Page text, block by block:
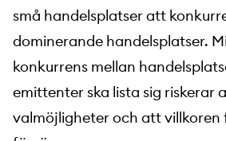
små handelsplatser att
dominerande handelsplatser.
konkurrens mellan
emittenter ska lista sig riskerar
valmöjligheter och att